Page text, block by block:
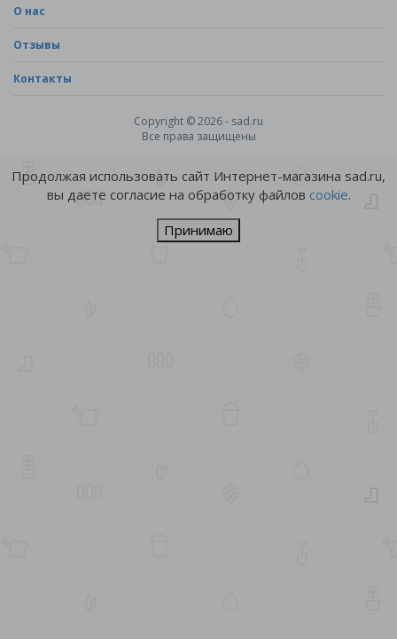
О нас
Отзывы
Контакты
Copyright © 2026 - sad.ru
Все права защищены
Продолжая использовать сайт Интернет-магазина sad.ru,
вы даете согласие на обработку файлов cookie.
Принимаю